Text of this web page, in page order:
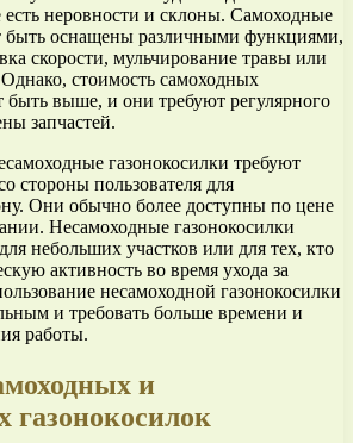
есть неровности и склоны. Самоходные
быть оснащены различными функциями,
скорости, мульчирование травы или
стоимость самоходных
быть выше, и они требуют регулярного
запчастей.
газонокосилки требуют
стороны пользователя для
Они обычно более доступны по цене
Несамоходные газонокосилки
небольших участков или для тех, кто
активность во время ухода за
несамоходной газонокосилки
и требовать больше времени и
работы.
и
газонокосилок